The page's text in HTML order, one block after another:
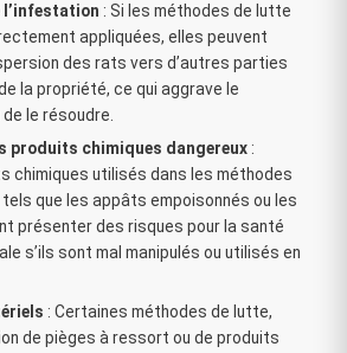
l’infestation : Si les méthodes de lutte
appliquées, elles peuvent
des rats vers d’autres parties
la propriété, ce qui aggrave le
le résoudre.
produits chimiques dangereux :
chimiques utilisés dans les méthodes
que les appâts empoisonnés ou les
présenter des risques pour la santé
s’ils sont mal manipulés ou utilisés en
: Certaines méthodes de lutte,
de pièges à ressort ou de produits